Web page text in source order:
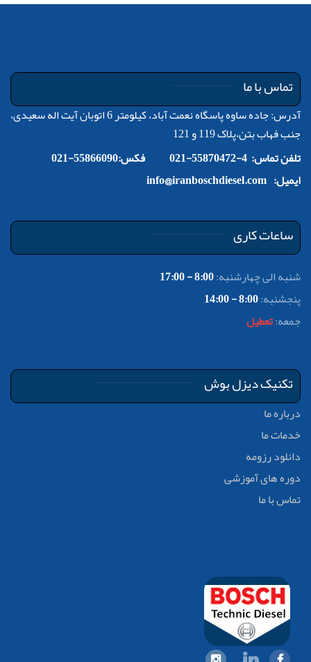
تماس با ما
آدرس: جاده ساوه پاسگاه نعمت آباد، کیلومتر 6 اتوبان آیت اله سعیدی،
جنب فهاب بتن،پلاک 119 و 121
تلفن تماس: 4-55870472-021
فکس:55866090-021
ایمیل: info@iranboschdiesel.com
ساعات کاری
شنبه الی چهارشنبه:8:00 - 17:00
پنجشنبه:8:00 - 14:00
جمعه:تعطیل
تکنیک دیزل بوش
درباره ما
خدمات ما
دانلود رزومه
دوره های آموزشی
تماس با ما